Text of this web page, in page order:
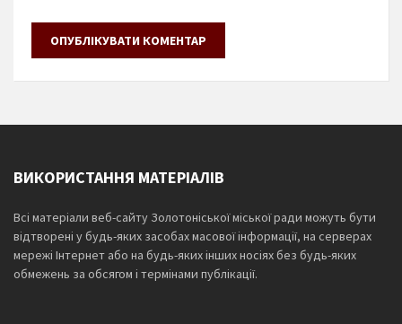
ВИКОРИСТАННЯ МАТЕРІАЛІВ
Всі матеріали веб-сайту Золотоніської міської ради можуть бути
відтворені у будь-яких засобах масової інформації, на серверах
мережі Інтернет або на будь-яких інших носіях без будь-яких
обмежень за обсягом і термінами публікації.